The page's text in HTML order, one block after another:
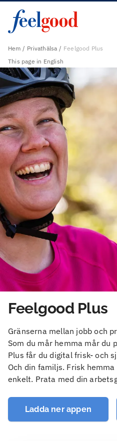
Hem Privathälsa
Feelgood Plus
This page in English
Feelgood Plus
Gränserna mellan jobb och
Som du mår hemma mår du
Plus får du digital frisk- och
Och din familjs. Frisk
enkelt. Prata med din
Ladda ner appen